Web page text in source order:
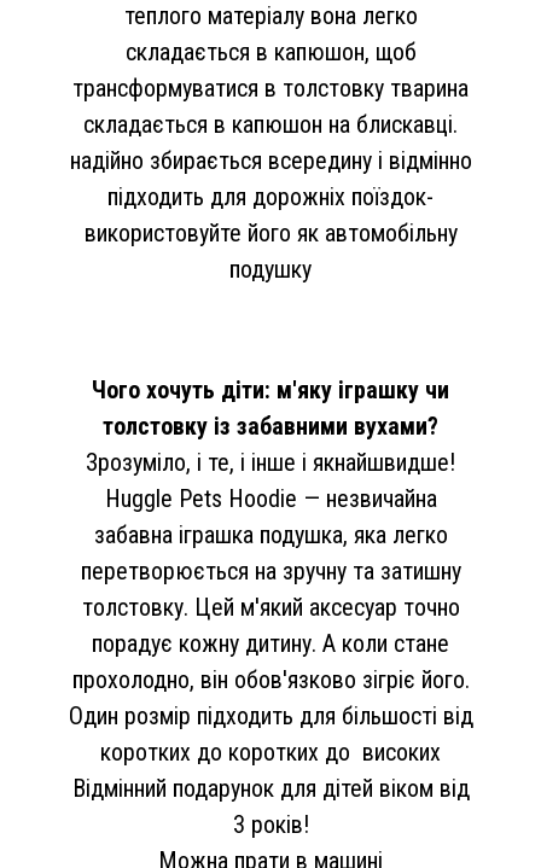
теплого матеріалу вона легко
складається в капюшон, щоб
трансформуватися в толстовку тварина
складається в капюшон на блискавці.
надійно збирається всередину і відмінно
підходить для дорожніх поїздок-
використовуйте його як автомобільну
подушку
Чого хочуть діти: м'яку іграшку чи
толстовку із забавними вухами?
Зрозуміло, і те, і інше і якнайшвидше!
Huggle Pets Hoodie — незвичайна
забавна іграшка подушка, яка легко
перетворюється на зручну та затишну
толстовку. Цей м'який аксесуар точно
порадує кожну дитину. А коли стане
прохолодно, він обов'язково зігріє його.
Один розмір підходить для більшості від
коротких до коротких до високих
Відмінний подарунок для дітей віком від
3 років!
Можна прати в машині